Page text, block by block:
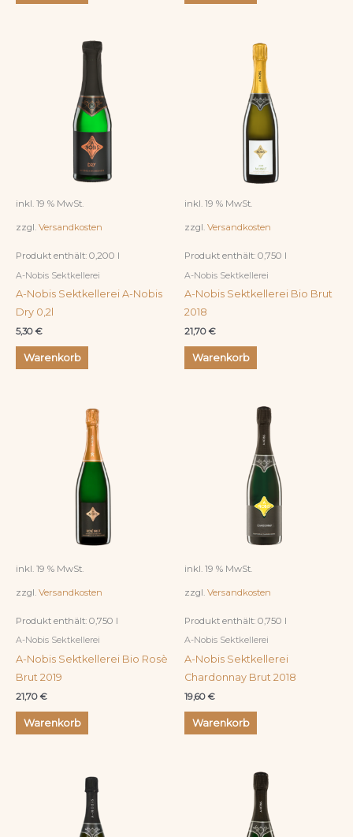
inkl. 19 % MwSt.
zzgl. Versandkosten
Produkt enthält: 0,200 l
A-Nobis Sektkellerei
A-Nobis Sektkellerei A-Nobis
Dry 0,2l
5,30€
Warenkorb
inkl. 19 % MwSt.
zzgl. Versandkosten
Produkt enthält: 0,750 l
A-Nobis Sektkellerei
A-Nobis Sektkellerei Bio Brut
2018
21,70€
Warenkorb
inkl. 19 % MwSt.
zzgl. Versandkosten
Produkt enthält: 0,750 l
A-Nobis Sektkellerei
A-Nobis Sektkellerei Bio Rosè
Brut 2019
21,70€
Warenkorb
inkl. 19 % MwSt.
zzgl. Versandkosten
Produkt enthält: 0,750 l
A-Nobis Sektkellerei
A-Nobis Sektkellerei
Chardonnay Brut 2018
19,60€
Warenkorb